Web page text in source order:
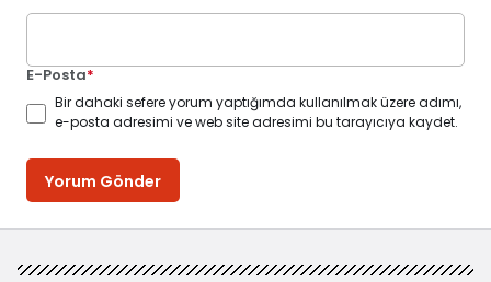
E-Posta*
Bir dahaki sefere yorum yaptığımda kullanılmak üzere adımı,
e-posta adresimi ve web site adresimi bu tarayıcıya kaydet.
Yorum Gönder